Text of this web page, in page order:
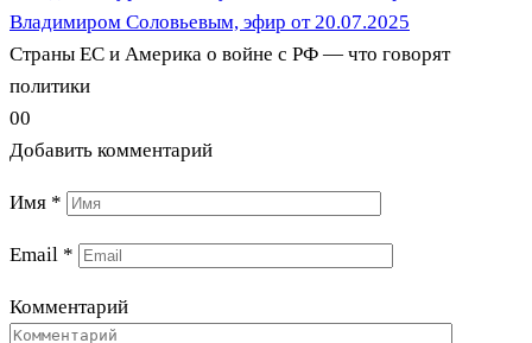
Владимиром Соловьевым, эфир от 20.07.2025
Страны ЕС и Америка о войне с РФ — что говорят
политики
00
Добавить комментарий
Имя *
Email *
Комментарий